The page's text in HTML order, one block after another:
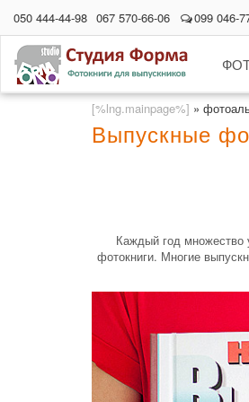
050 444-44-98 067 570-66-06 099 046-
[%lng.mainpage%] »
Выпускные
Каждый год множество
фотокниги. Многие